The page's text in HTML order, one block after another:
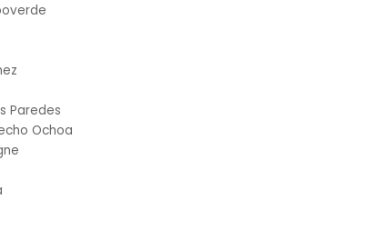
Paredes
Ochoa